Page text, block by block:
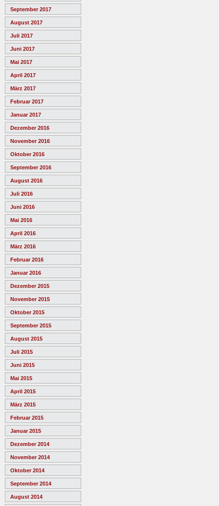
September 2017
August 2017
Juli 2017
Juni 2017
Mai 2017
April 2017
März 2017
Februar 2017
Januar 2017
Dezember 2016
November 2016
Oktober 2016
September 2016
August 2016
Juli 2016
Juni 2016
Mai 2016
April 2016
März 2016
Februar 2016
Januar 2016
Dezember 2015
November 2015
Oktober 2015
September 2015
August 2015
Juli 2015
Juni 2015
Mai 2015
April 2015
März 2015
Februar 2015
Januar 2015
Dezember 2014
November 2014
Oktober 2014
September 2014
August 2014